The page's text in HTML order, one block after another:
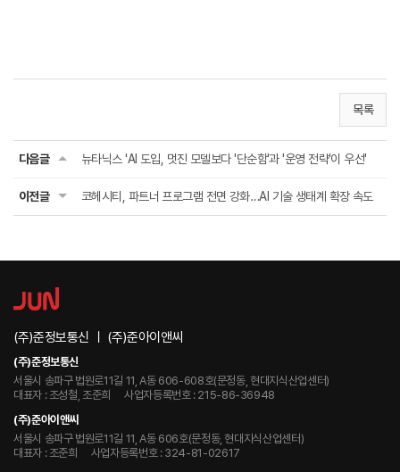
목록
다음글 뉴타닉스 'AI 도입, 멋진 모델보다 '단순함'과 '운영 전략'이 우선'
이전글 코헤시티, 파트너 프로그램 전면 강화…AI 기술 생태계 확장 속도
(주)준정보통신 ㅣ (주)준아이앤씨
(주)준정보통신
서울시 송파구 법원로11길 11, A동 606-608호(문정동, 현대지식산업센터)
대표자 : 조성철, 조준희
사업자등록번호 : 215-86-36948
(주)준아이앤씨
서울시 송파구 법원로11길 11, A동 606호(문정동, 현대지식산업센터)
대표자 : 조준희
사업자등록번호 : 324-81-02617